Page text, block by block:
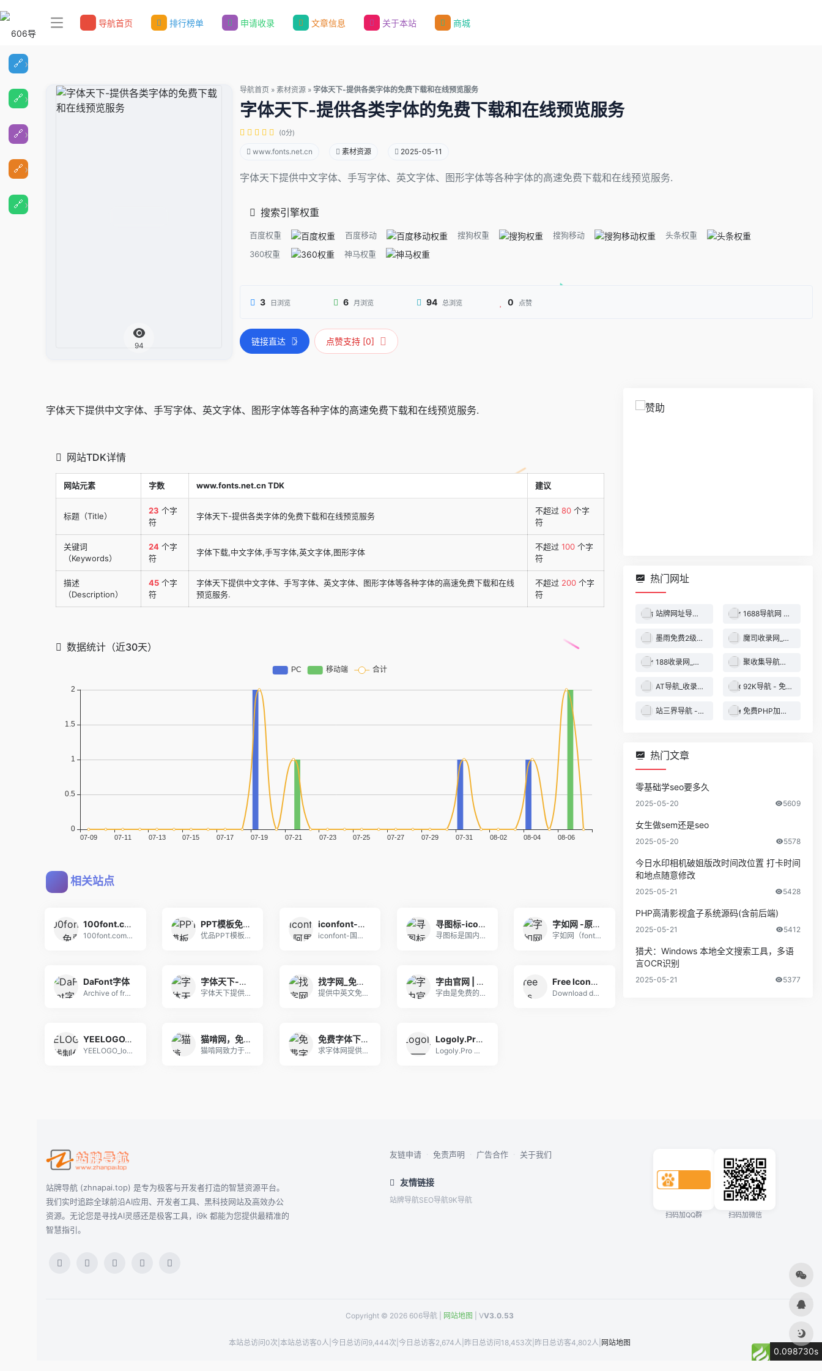
导航首页 排行榜单 申请收录 文章信息 关于本站 商城
94
导航首页 » 素材资源 » 字体天下-提供各类字体的免费下载和在线预览服务
字体天下-提供各类字体的免费下载和在线预览服务
(0分)
www.fonts.net.cn 素材资源 2025-05-11
字体天下提供中文字体、手写字体、英文字体、图形字体等各种字体的高速免费下载和在线预览服务.
搜索引擎权重
百度权重 百度移动 搜狗权重 搜狗移动
头条权重
360权重
神马权重
3 日浏览 6 月浏览 94 总浏览 0 点赞
链接直达 点赞支持 [0]
字体天下提供中文字体、手写字体、英文字体、图形字体等各种字体的高速免费下载和在线预览服务.
网站TDK详情
网站元素 字数 www.fonts.net.cn TDK 建议
标题（Title）
23 个字
符
字体天下-提供各类字体的免费下载和在线预览服务
不超过 80 个字
符
关键词
（Keywords）
24 个字
符
字体下载,中文字体,手写字体,英文字体,图形字体
不超过 100 个字
符
描述
（Description）
45 个字
符
字体天下提供中文字体、手写字体、英文字体、图形字体等各种字体的高速免费下载和在线
预览服务.
不超过 200 个字
符
数据统计（近30天）
相关站点
100font.com - 免费商用字体大全 - 免费字体下载网站
100font.com是一个专业免费商用字体下载
PPT模板免费下载_精美免费PPT模板下载 -【优品PPT】
优品PPT模板网是一家专注于分享高质量的免费PP
iconfont-阿里巴巴矢量图标库
iconfont-国内功能很强大且图标内容很丰富
寻图标-icon图标-png图标-网页图标素材下载
寻图标是国内功能强大图标内容丰富的icon图标库
字如网 -原创正版字体免费下载-字如您所愿会员全站可商用｜官方授权
字如网（fontru.com) 提供原创正版字体
DaFont字体
Archive of freely downlo
字体天下-提供各类字体的免费下载和在线预览服务
字体天下提供中文字体、手写字体、英文字体、图形字
找字网_免费字体下载、字体在线商用授权、ttf字体分享、专业字体网站！
提供中英文免费字体下载、手写字体下载、书法字体下
字由官网 | 千款免费字体一键使用，设计师必备字体工具
字由是免费的字体管理工具，为您提供900+字体免
Free Icons, Clipart Illustrations, Photos, and Music
Download design elements
YEELOGO_logo在线制作
YEELOGO_logo在线制作logo在线制作
猫啃网，免费商用字体，广州市海锋网络科技有限公司
猫啃网致力于与大家分享无版权问题的免费商用字体信
免费字体下载_字体识别 - 求字体网
求字体网提供字体识别,字体预览,免费字体下载,字
Logoly.Pro —— A creative Logo Generator
Logoly.Pro —— A creative
热门网址
站牌网址导航收录网 | 精选网站导航，自动秒收录服务 - 最全网址收录！ 1688导航网 - 技术导航 - 名站网址 - 名站导航 - 免费外链 - 免费收录网站
墨雨免费2级域名 - 二级域名分发服务平台 魔司收录网_分类目录网_免费网站目录_网站收录_网址提交_免费收录网站
188收录网_网站收录-友情链接交换-网址收录-自动秒收录 聚收集导航网 - 海量分类资源一站式导航
AT导航_收录网_免费收录网站_自动收录网_秒收录 92K导航 - 免费自动秒收录网址导航
站三界导航 - 网站目录,网址提交,分类目录,网站大全,名站导航之家 免费PHP加密系统 - PHP代码加密平台
热门文章
零基础学seo要多久
2025-05-20 5609
女生做sem还是seo
2025-05-20 5578
今日水印相机破姐版改时间改位置 打卡时间
和地点随意修改
2025-05-21 5428
PHP高清影视盒子系统源码(含前后端)
2025-05-21 5412
猎犬：Windows 本地全文搜索工具，多语
言OCR识别
2025-05-21 5377
站牌导航 (zhnapai.top) 是专为极客与开发者打造的智慧资源平台。
我们实时追踪全球前沿AI应用、开发者工具、黑科技网站及高效办公
资源。无论您是寻找AI灵感还是极客工具，i9k 都能为您提供最精准的
智慧指引。
友链申请 · 免责声明 · 广告合作 · 关于我们
友情链接
站牌导航SEO导航9K导航
扫码加QQ群 扫码加微信
Copyright © 2026 606导航 | 网站地图 | VV3.0.53
本站总访问0次 本站总访客0人 今日总访问9,444次 今日总访客2,674人 昨日总访问18,453次 昨日总访客4,802人 网站地图
0.098730s